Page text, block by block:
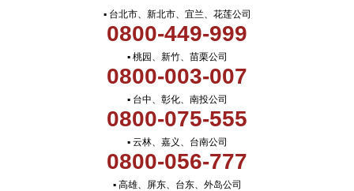
▪ 台北市、新北市、宜兰、花莲公司
0800-449-999
▪ 桃园、新竹、苗栗公司
0800-003-007
▪ 台中、彰化、南投公司
0800-075-555
▪ 云林、嘉义、台南公司
0800-056-777
▪ 高雄、屏东、台东、外岛公司